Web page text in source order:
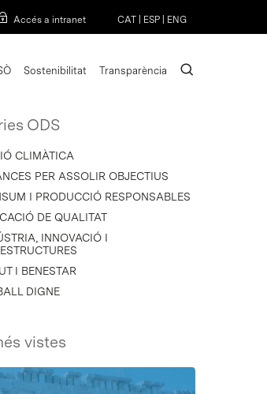
Accés a intranet CAT ESP ENG
Sostenibilitat Transparència search
ODS
CLIMÀTICA
PER ASSOLIR OBJECTIUS
I PRODUCCIÓ RESPONSABLES
DE QUALITAT
INNOVACIÓ I
I BENESTAR
DIGNE
vistes